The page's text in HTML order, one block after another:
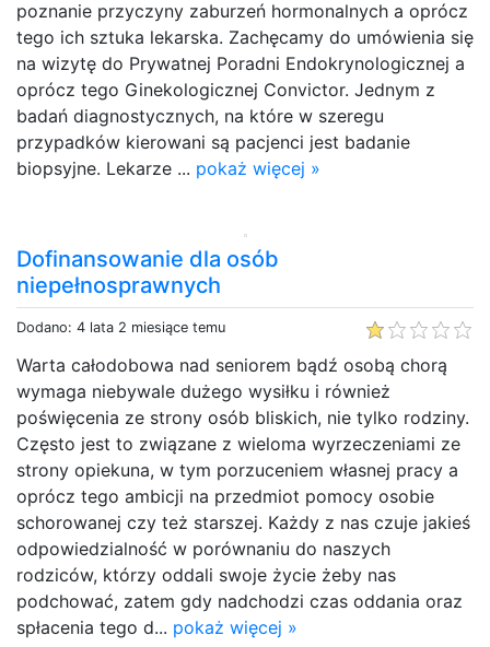
poznanie przyczyny zaburzeń hormonalnych a oprócz
tego ich sztuka lekarska. Zachęcamy do umówienia się
na wizytę do Prywatnej Poradni Endokrynologicznej a
oprócz tego Ginekologicznej Convictor. Jednym z
badań diagnostycznych, na które w szeregu
przypadków kierowani są pacjenci jest badanie
biopsyjne. Lekarze ... pokaż więcej »
Dofinansowanie dla osób
niepełnosprawnych
Dodano: 4 lata 2 miesiące temu
Warta całodobowa nad seniorem bądź osobą chorą
wymaga niebywale dużego wysiłku i również
poświęcenia ze strony osób bliskich, nie tylko rodziny.
Często jest to związane z wieloma wyrzeczeniami ze
strony opiekuna, w tym porzuceniem własnej pracy a
oprócz tego ambicji na przedmiot pomocy osobie
schorowanej czy też starszej. Każdy z nas czuje jakieś
odpowiedzialność w porównaniu do naszych
rodziców, którzy oddali swoje życie żeby nas
podchować, zatem gdy nadchodzi czas oddania oraz
spłacenia tego d... pokaż więcej »